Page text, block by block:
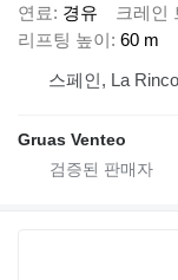
연료
경유 크레인
리프팅 높이 60 m
스페인, La
Gruas Venteo